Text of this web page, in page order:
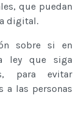
que puedan
digital.
sobre si en
ley que siga
para evitar
a las personas